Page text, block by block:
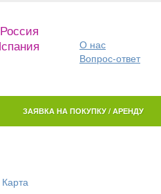
О нас
Вопрос-ответ
ЗАЯВКА НА ПОКУПКУ / АРЕНДУ
Карта